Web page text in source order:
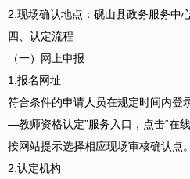
2.现场确认地点：砚山县政务服务中
四、认定流程
（一）网上申报
1.报名网址
符合条件的申请人员在规定时间内登
—教师资格认定”服务入口，点击“在
按网站提示选择相应现场审核确认点。
2.认定机构